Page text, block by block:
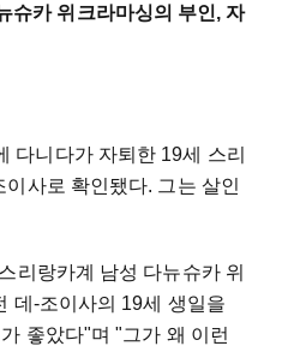
슈카 위크라마싱의 부인, 자
다니다가 자퇴한 19세 스리
사로 확인됐다. 그는 살인
리랑카계 남성 다뉴슈카 위
데-조이사의 19세 생일을
좋았다"며 "그가 왜 이런